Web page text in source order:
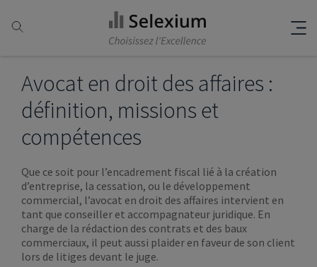
Avocat en droit des affaires :
définition, missions et
compétences
Que ce soit pour l’encadrement fiscal lié à la création
d’entreprise, la cessation, ou le développement
commercial, l’avocat en droit des affaires intervient en
tant que conseiller et accompagnateur juridique. En
charge de la rédaction des contrats et des baux
commerciaux, il peut aussi plaider en faveur de son client
lors de litiges devant le juge.